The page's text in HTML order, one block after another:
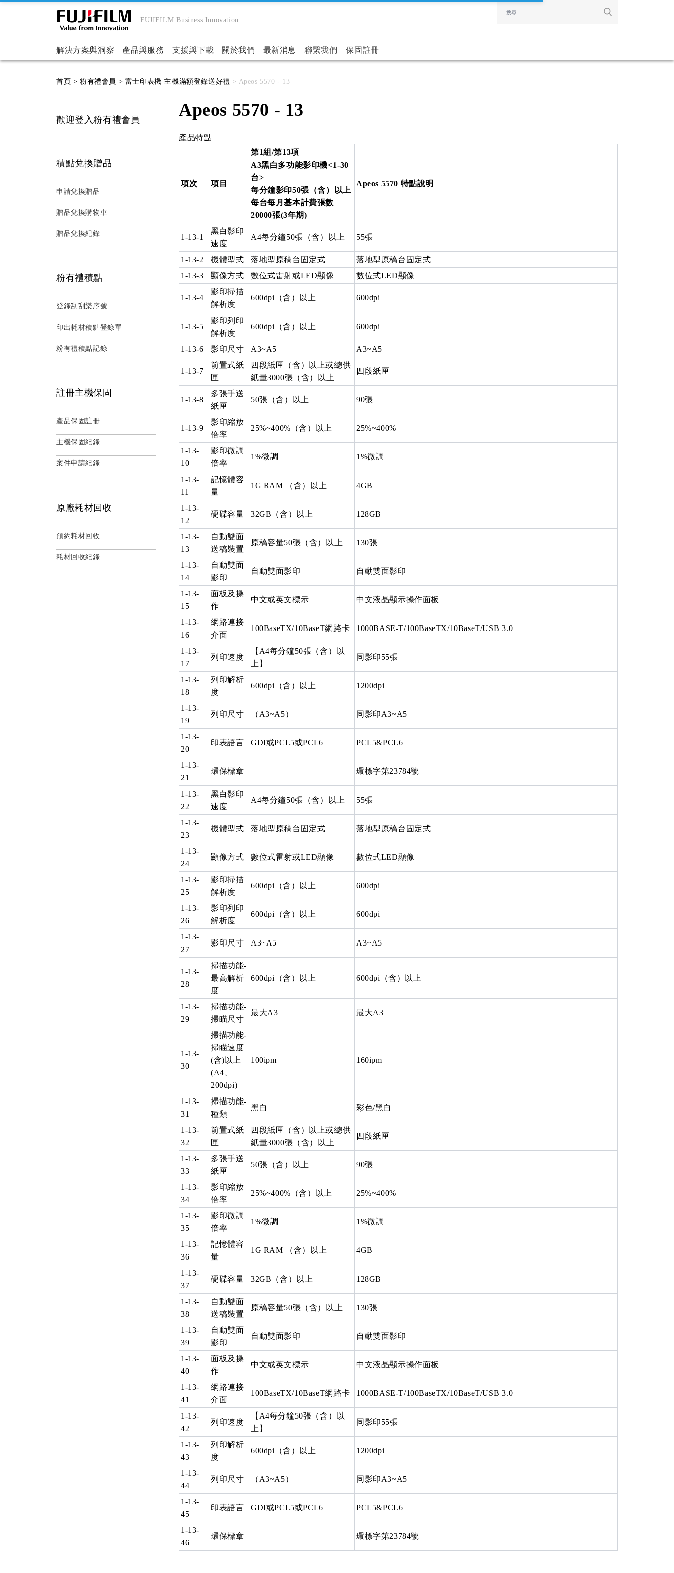
FUJIFILM Business Innovation
解決方案與洞察 產品與服務 支援與下載 關於我們 最新消息 聯繫我們 保固註冊
首頁 > 粉有禮會員 > 富士印表機 主機滿額登錄送好禮 > Apeos 5570 - 13
Apeos 5570 - 13
產品特點
項次 項目
第1組/第13項
A3黑白多功能影印機<1-30
台>
每分鐘影印50張（含）以上
每台每月基本計費張數
20000張(3年期)
Apeos 5570 特點說明
1-13-1
黑白影印
速度
A4每分鐘50張（含）以上 55張
1-13-2 機體型式 落地型原稿台固定式
落地型原稿台固定式
1-13-3
顯像方式 數位式雷射或LED顯像 數位式LED顯像
1-13-4
影印掃描
解析度
600dpi（含）以上 600dpi
1-13-5
影印列印
解析度
600dpi（含）以上 600dpi
1-13-6 影印尺寸 A3~A5 A3~A5
1-13-7
前置式紙
匣
四段紙匣（含）以上或總供
紙量3000張（含）以上
四段紙匣
1-13-8
多張手送
紙匣
50張（含）以上 90張
1-13-9
影印縮放
倍率
25%~400%（含）以上 25%~400%
1-13-
10
影印微調
倍率
1%微調 1%微調
1-13-
11
記憶體容
量
1G RAM （含）以上 4GB
1-13-
12
硬碟容量 32GB（含）以上 128GB
1-13-
13
自動雙面
送稿裝置
原稿容量50張（含）以上 130張
1-13-
14
自動雙面
影印
自動雙面影印 自動雙面影印
1-13-
15
面板及操
作
中文或英文標示 中文液晶顯示操作面板
1-13-
16
網路連接
介面
100BaseTX/10BaseT網路卡 1000BASE-T/100BaseTX/10BaseT/USB 3.0
1-13-
17
列印速度
【A4每分鐘50張（含）以
上】
同影印55張
1-13-
18
列印解析
度
600dpi（含）以上 1200dpi
1-13-
19
列印尺寸 （A3~A5） 同影印A3~A5
1-13-
20
印表語言 GDI或PCL5或PCL6 PCL5&PCL6
1-13-
21
環保標章 環標字第23784號
1-13-
22
黑白影印
速度
A4每分鐘50張（含）以上 55張
1-13-
23
機體型式 落地型原稿台固定式 落地型原稿台固定式
1-13-
24
顯像方式 數位式雷射或LED顯像 數位式LED顯像
1-13-
25
影印掃描
解析度
600dpi（含）以上 600dpi
1-13-
26
影印列印
解析度
600dpi（含）以上 600dpi
1-13-
27
影印尺寸 A3~A5 A3~A5
1-13-
28
掃描功能-
最高解析
度
600dpi（含）以上 600dpi（含）以上
1-13-
29
掃描功能-
掃瞄尺寸
最大A3 最大A3
1-13-
30
掃描功能-
掃瞄速度
(含)以上
(A4、
200dpi)
100ipm 160ipm
1-13-
31
掃描功能-
種類
黑白 彩色/黑白
1-13-
32
前置式紙
匣
四段紙匣（含）以上或總供
紙量3000張（含）以上
四段紙匣
1-13-
33
多張手送
紙匣
50張（含）以上 90張
1-13-
34
影印縮放
倍率
25%~400%（含）以上 25%~400%
1-13-
35
影印微調
倍率
1%微調 1%微調
1-13-
36
記憶體容
量
1G RAM （含）以上 4GB
1-13-
37
硬碟容量 32GB（含）以上 128GB
1-13-
38
自動雙面
送稿裝置
原稿容量50張（含）以上 130張
1-13-
39
自動雙面
影印
自動雙面影印 自動雙面影印
1-13-
40
面板及操
作
中文或英文標示 中文液晶顯示操作面板
1-13-
41
網路連接
介面
100BaseTX/10BaseT網路卡 1000BASE-T/100BaseTX/10BaseT/USB 3.0
1-13-
42
列印速度
【A4每分鐘50張（含）以
上】
同影印55張
1-13-
43
列印解析
度
600dpi（含）以上 1200dpi
1-13-
44
列印尺寸 （A3~A5） 同影印A3~A5
1-13-
45
印表語言 GDI或PCL5或PCL6 PCL5&PCL6
1-13-
46
環保標章 環標字第23784號
歡迎登入粉有禮會員
積點兌換贈品
申請兌換贈品
贈品兌換購物車
贈品兌換紀錄
粉有禮積點
登錄刮刮樂序號
印出耗材積點登錄單
粉有禮積點記錄
註冊主機保固
產品保固註冊
主機保固紀錄
案件申請紀錄
原廠耗材回收
預約耗材回收
耗材回收紀錄